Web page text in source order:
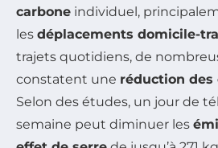
carbone individuel,
les déplacements domicile-
trajets quotidiens, de
constatent une réduction des
Selon des études, un jour de
semaine peut diminuer les